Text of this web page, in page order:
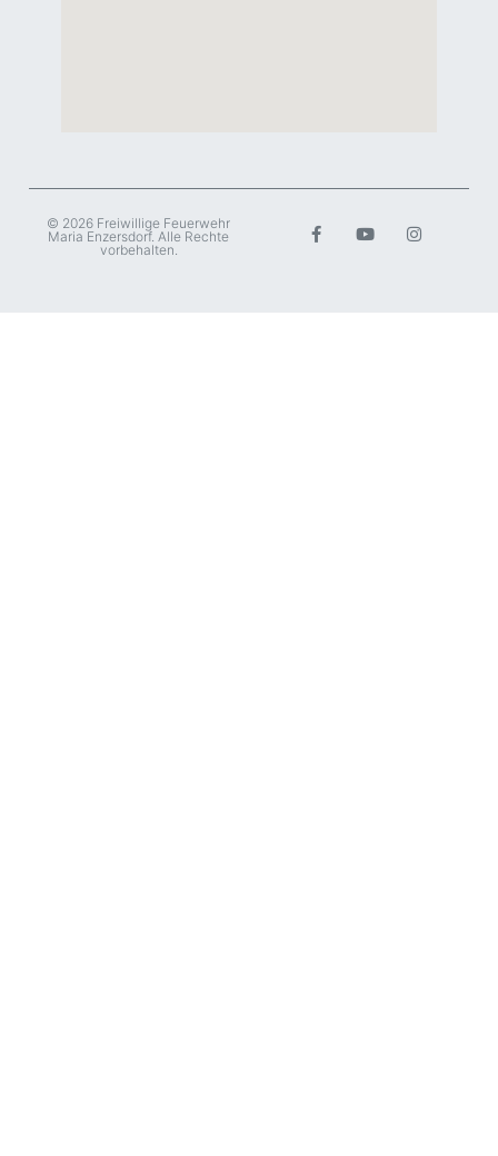
© 2026 Freiwillige Feuerwehr
Maria Enzersdorf. Alle Rechte
vorbehalten.